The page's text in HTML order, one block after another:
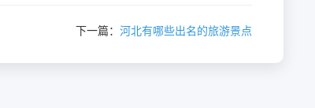
下一篇： 河北有哪些出名的旅游景点